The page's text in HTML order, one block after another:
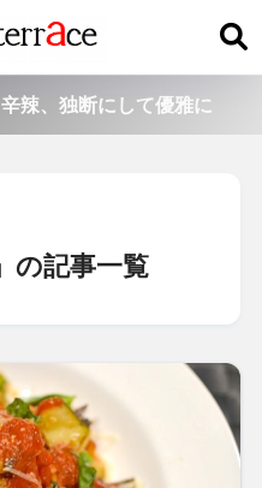
辣、独断にして優雅に
の記事一覧